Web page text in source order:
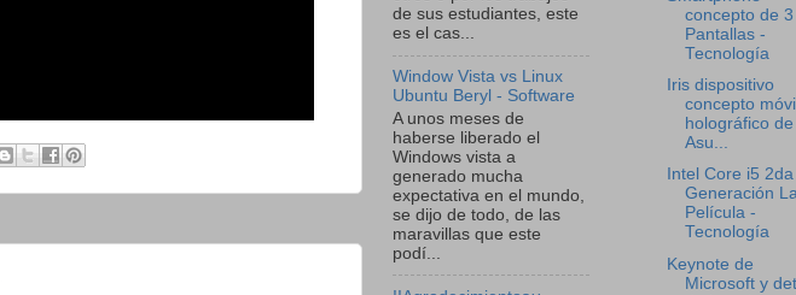
de sus estudiantes, este
es el cas...
Window Vista vs Linux
Ubuntu Beryl - Software
A unos meses de
haberse liberado el
Windows vista a
generado mucha
expectativa en el mundo,
se dijo de todo, de las
maravillas que este
podí...
concepto de 3
Pantallas -
Tecnología
Iris dispositivo
concepto
holográfico de
Asu...
Intel Core i5 2da
Generación
Película -
Tecnología
Keynote de
Microsoft y